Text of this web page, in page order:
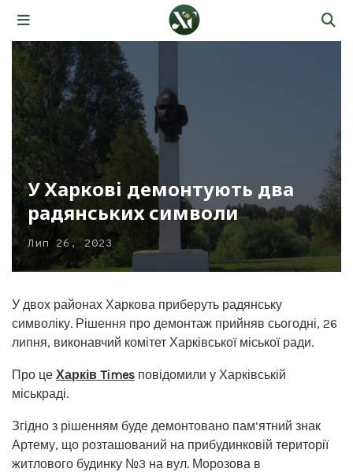
У Харкові демонтують два
радянських символи
Лип 26, 2023
У двох районах Харкова приберуть радянську
символіку. Рішення про демонтаж прийняв сьогодні, 26
липня, виконавчий комітет Харківської міської ради.
Про це Харків Times повідомили у Харківській
міськраді.
Згідно з рішенням буде демонтовано пам’ятний знак
Артему, що розташований на прибудинковій території
житлового будинку №3 на вул. Морозова в